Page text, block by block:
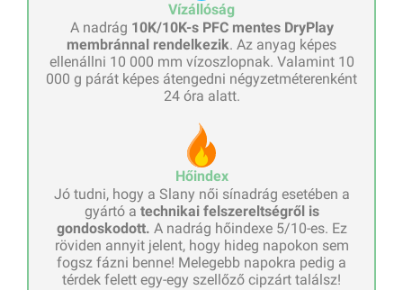
Vízállóság
A nadrág 10K/10K-s PFC mentes DryPlay
membránnal rendelkezik. Az anyag képes
ellenállni 10 000 mm vízoszlopnak. Valamint 10
000 g párát képes átengedni négyzetméterenként
24 óra alatt.
Hőindex
Jó tudni, hogy a Slany női sínadrág esetében a
gyártó a technikai felszereltségről is
gondoskodott. A nadrág hőindexe 5/10-es. Ez
röviden annyit jelent, hogy hideg napokon sem
fogsz fázni benne! Melegebb napokra pedig a
térdek felett egy-egy szellőző cipzárt találsz!